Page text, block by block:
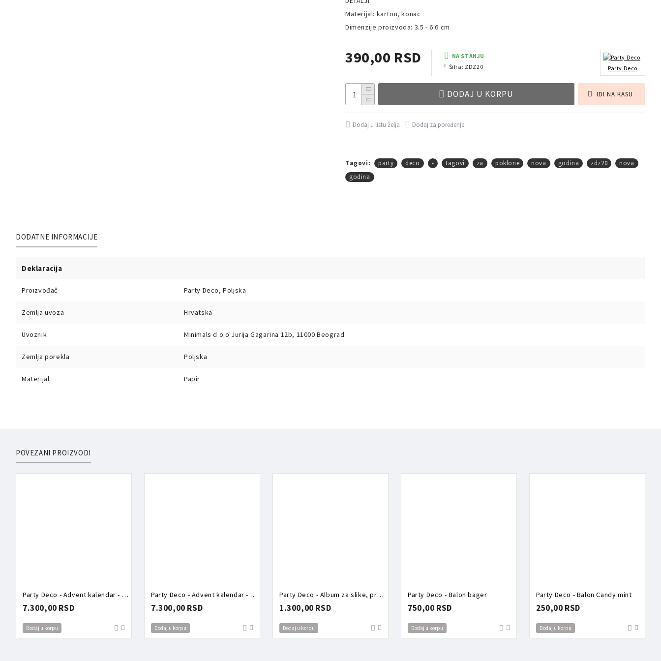
Materijal: karton, konac
Dimenzije proizvoda: 3.5 - 6.6 cm
390,00 RSD
NA STANJU
Šifra: ZDZ20 Party Deco
DODAJ U KORPU IDI NA KASU
Dodaj u listu želja Dodaj za poređenje
Tagovi: party deco - tagovi za poklone nova godina zdz20
nova
godina
DODATNE INFORMACIJE
Deklaracija
Proizvođač Party Deco, Poljska
Zemlja uvoza Hrvatska
Uvoznik Minimals d.o.o Jurija Gagarina 12b, 11000 Beograd
Zemlja porekla Poljska
Materijal Papir
POVEZANI PROIZVODI
Party Deco - Advent kalendar - Roze kutija puna aksesoara
7.300,00 RSD
Dodaj u korpu
Party Deco - Advent kalendar - Torbica puna aksesoara zeka
7.300,00 RSD
Dodaj u korpu
Party Deco - Album za slike, prvi rođendan
1.300,00 RSD
Dodaj u korpu
Party Deco - Balon bager
750,00 RSD
Dodaj u korpu
Party Deco - Balon Candy mint
250,00 RSD
Dodaj u korpu